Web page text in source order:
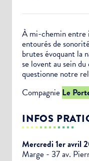
À mi-chemin entre
entourés de
brutes évoquant la
se lovent au sein
questionne notre
Compagnie Le
INFOS
Mercredi 1er avril
Marge - 37 av.